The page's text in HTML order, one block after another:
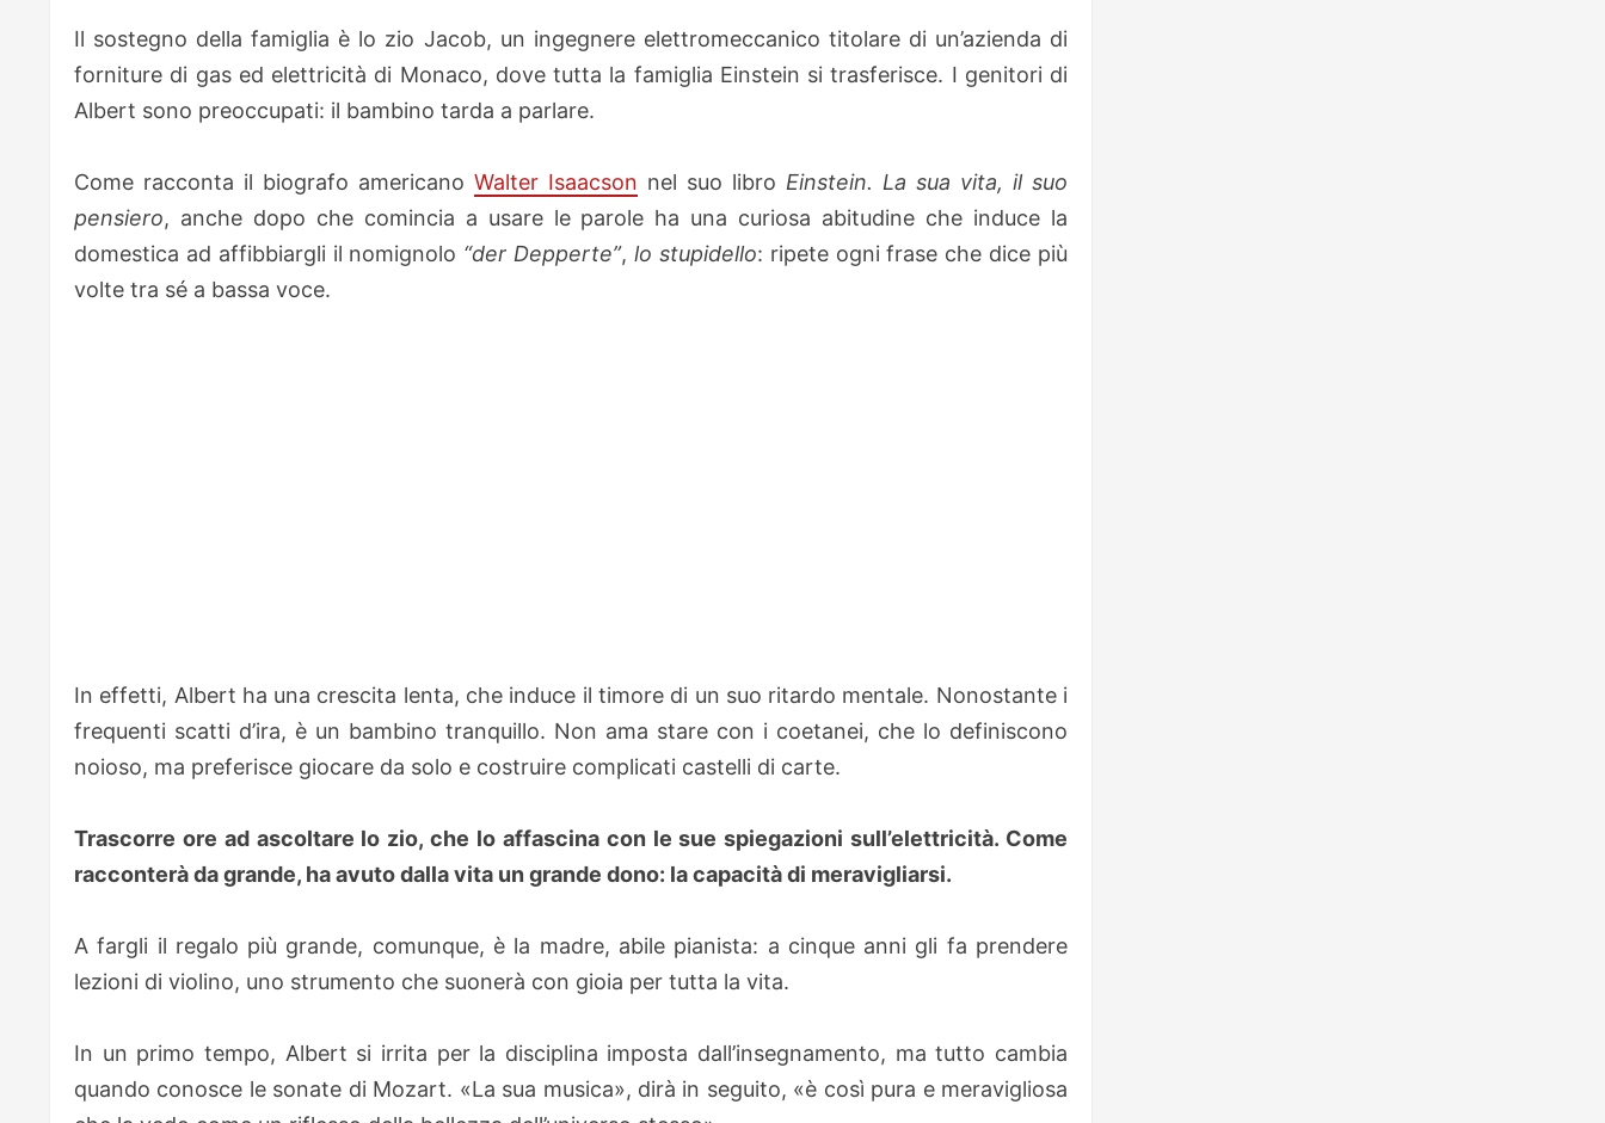
Il sostegno della famiglia è lo zio Jacob, un ingegnere elettromeccanico titolare di un’azienda di
forniture di gas ed elettricità di Monaco, dove tutta la famiglia Einstein si trasferisce. I genitori di
Albert sono preoccupati: il bambino tarda a parlare.
Come racconta il biografo americano Walter Isaacson nel suo libro Einstein. La sua vita, il suo
pensiero, anche dopo che comincia a usare le parole ha una curiosa abitudine che induce la
domestica ad affibbiargli il nomignolo “der Depperte”, lo stupidello: ripete ogni frase che dice più
volte tra sé a bassa voce.
In effetti, Albert ha una crescita lenta, che induce il timore di un suo ritardo mentale. Nonostante i
frequenti scatti d’ira, è un bambino tranquillo. Non ama stare con i coetanei, che lo definiscono
noioso, ma preferisce giocare da solo e costruire complicati castelli di carte.
Trascorre ore ad ascoltare lo zio, che lo affascina con le sue spiegazioni sull’elettricità. Come
racconterà da grande, ha avuto dalla vita un grande dono: la capacità di meravigliarsi.
A fargli il regalo più grande, comunque, è la madre, abile pianista: a cinque anni gli fa prendere
lezioni di violino, uno strumento che suonerà con gioia per tutta la vita.
In un primo tempo, Albert si irrita per la disciplina imposta dall’insegnamento, ma tutto cambia
quando conosce le sonate di Mozart. «La sua musica», dirà in seguito, «è così pura e meravigliosa